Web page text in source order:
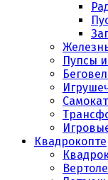
Пупсы